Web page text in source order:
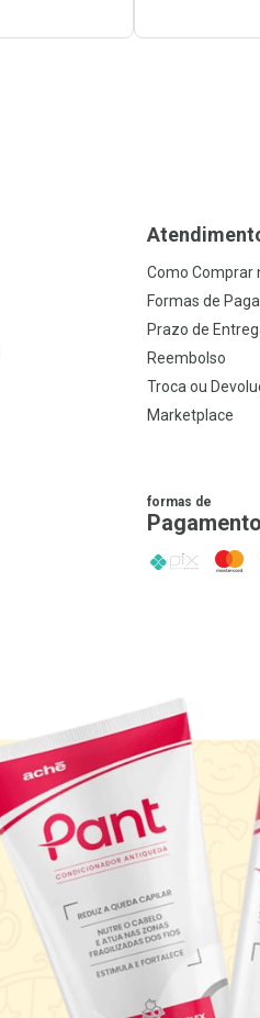
Como Comprar
Formas de
Prazo de
Reembolso
Troca ou
Marketplace
formas de
Pagamento
PIX